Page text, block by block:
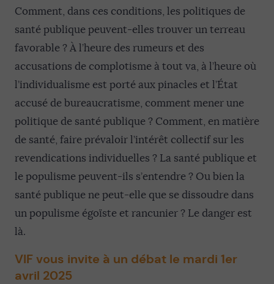
Comment, dans ces conditions, les politiques de
santé publique peuvent-elles trouver un terreau
favorable ? À l’heure des rumeurs et des
accusations de complotisme à tout va, à l’heure où
l’individualisme est porté aux pinacles et l’État
accusé de bureaucratisme, comment mener une
politique de santé publique ? Comment, en matière
de santé, faire prévaloir l’intérêt collectif sur les
revendications individuelles ? La santé publique et
le populisme peuvent-ils s’entendre ? Ou bien la
santé publique ne peut-elle que se dissoudre dans
un populisme égoïste et rancunier ? Le danger est
là.
VIF vous invite à un débat le mardi 1er
avril 2025